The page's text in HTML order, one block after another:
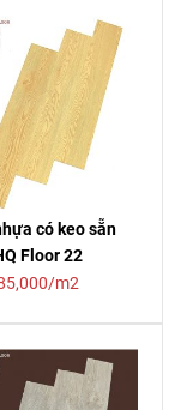
có keo sẵn
Floor 22
m2